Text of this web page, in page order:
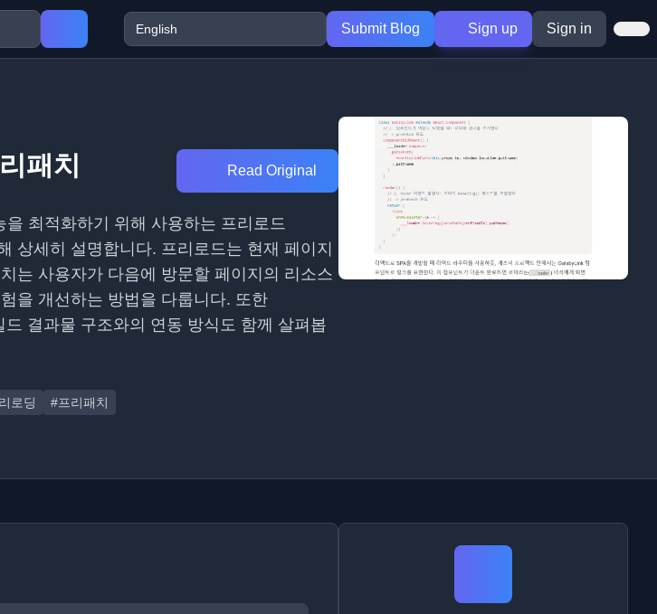
Submit Blog Sign up Sign in
패치 Read Original
최적화하기 위해 사용하는 프리로드
상세히 설명합니다. 프리로드는 현재 페이지
는 사용자가 다음에 방문할 페이지의 리소스
을 개선하는 방법을 다룹니다. 또한
결과물 구조와의 연동 방식도 함께 살펴봅
로딩 #프리패치